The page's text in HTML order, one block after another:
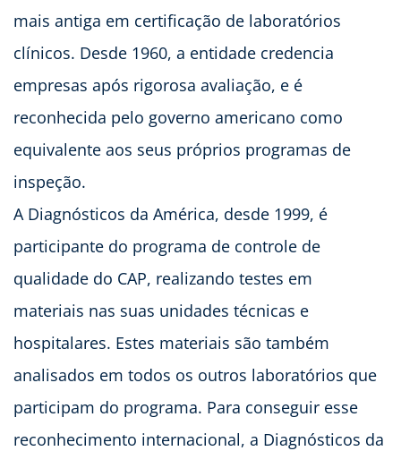
mais antiga em certificação de laboratórios
clínicos. Desde 1960, a entidade credencia
empresas após rigorosa avaliação, e é
reconhecida pelo governo americano como
equivalente aos seus próprios programas de
inspeção.
A Diagnósticos da América, desde 1999, é
participante do programa de controle de
qualidade do CAP, realizando testes em
materiais nas suas unidades técnicas e
hospitalares. Estes materiais são também
analisados em todos os outros laboratórios que
participam do programa. Para conseguir esse
reconhecimento internacional, a Diagnósticos da